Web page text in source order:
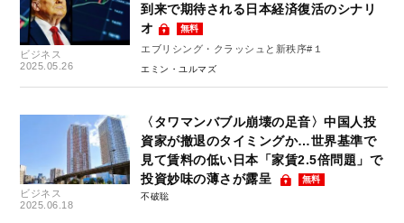
ビジネス
2025.05.26
到来で期待される日本経済復活のシナリ
オ
無料
エブリシング・クラッシュと新秩序#１
エミン・ユルマズ
ビジネス
2025.06.18
〈タワマンバブル崩壊の足音〉中国人投
資家が撤退のタイミングか…世界基準で
見て賃料の低い日本「家賃2.5倍問題」で
投資妙味の薄さが露呈
無料
不破聡